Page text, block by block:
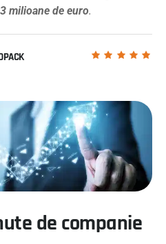
milioane de euro.
de companie